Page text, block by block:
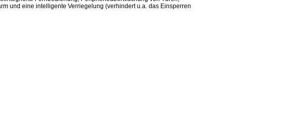
und eine intelligente Verriegelung (verhindert u.a. das Einsperren